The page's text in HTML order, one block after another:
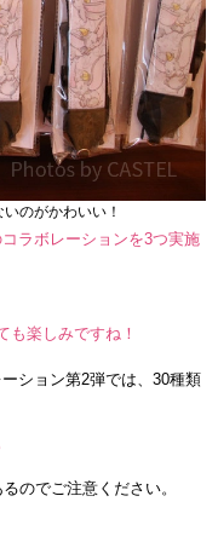
のがかわいい！
ラボレーションを3つ実施
も楽しみですね！
ション第2弾では、30種類
のでご注意ください。